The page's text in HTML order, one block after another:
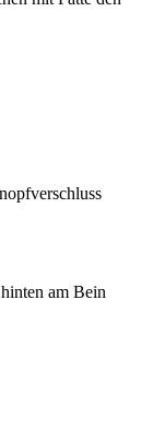
am Bein